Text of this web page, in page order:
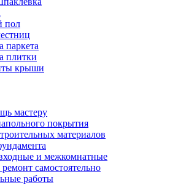
пол
паркета
плитки
крыши
мастеру
покрытия
материалов
и межкомнатные
самостоятельно
работы